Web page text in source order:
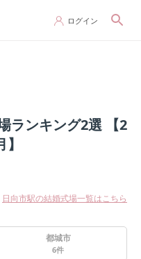
ログイン
ランキング2選 【2
日向市駅の結婚式場一覧はこちら
都城市
6件